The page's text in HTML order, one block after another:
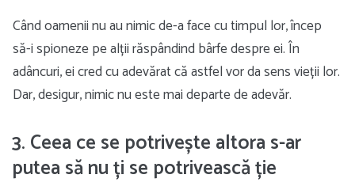
Când oamenii nu au nimic de-a face cu timpul lor, încep
să-i spioneze pe alții răspândind bârfe despre ei. În
adâncuri, ei cred cu adevărat că astfel vor da sens vieții lor.
Dar, desigur, nimic nu este mai departe de adevăr.
3. Ceea ce se potrivește altora s-ar
putea să nu ți se potrivească ție